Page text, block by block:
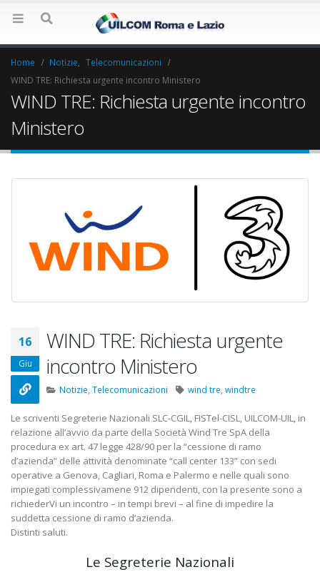
Home Notizie, Telecomunicazioni
WIND TRE: Richiesta urgente incontro Ministero
WIND TRE: Richiesta urgente incontro
Ministero
16
Giu
WIND TRE: Richiesta urgente
incontro Ministero
Notizie Telecomunicazioni wind tre ,windtre
Le scriventi Segreterie Nazionali SLC-CGIL, FISTel-CISL, UILCOM-UIL, in
relazione all’avvio da parte della Società Wind Tre SpA della
procedura ex art. 47 legge 428/90 per la “cessione di ramo
d’azienda” delle attività denominate “call center 133” con sedi
operative a Genova, Cagliari, Roma e Palermo e nelle quali sono
impiegati complessivamene 912 dipendenti, con la presente sono a
richiederVi un incontro – in tempi brevi – al fine di impedire la
suddetta cessione di ramo d’azienda.
Distinti saluti.
Le Segreterie Nazionali
Elezioni RSU Mediaset
R.T.I.
16 Giugno 2022
Convenzione Armonia
Centro Estetico
20 Gennaio 2022
13 Ottobre 2022
Telecom:
lo scorporo
21 Giugno 2022